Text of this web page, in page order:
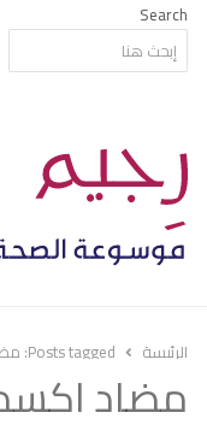
Search
الرئيسة Posts tagged:
مضاد